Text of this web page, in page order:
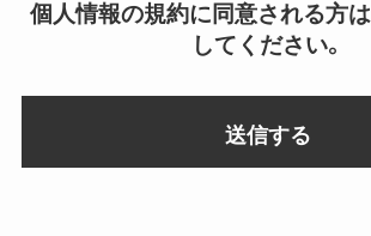
個人情報の規約に同意される方
してください。